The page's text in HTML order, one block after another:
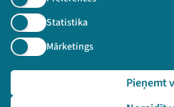
Statistika
Mārketings
Pieņemt
Nepalaid garām aktuālāko
Pieteikties